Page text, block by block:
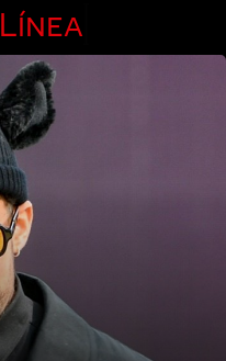
Línea